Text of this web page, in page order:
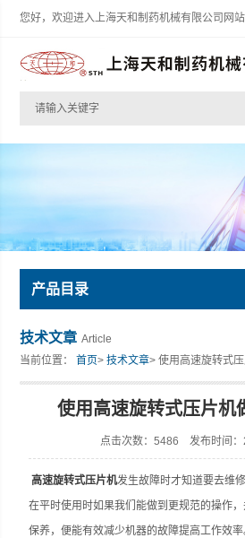
您好，欢迎进入上海天和制药机械有限公司网站
上海天和制药机械有限公司
产品目录
技术文章 Article
当前位置：首页>技术文章> 使用高速旋转式
使用高速旋转式压片机
点击次数：5486 发布时间
高速旋转式压片机发生故障时才知道要去维
在平时使用时如果我们能做到更规范的操作
保养，便能有效减少机器的故障提高工作效率